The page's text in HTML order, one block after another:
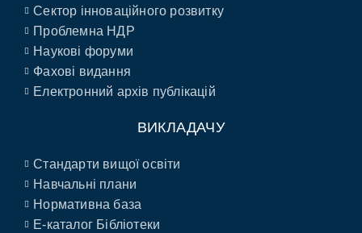
Сектор інноваційного розвитку
Проблемна НДР
Наукові форуми
Фахові видання
Електронний архів публікацій
ВИКЛАДАЧУ
Стандарти вищої освіти
Навчальні плани
Нормативна база
E-каталог Бібліотеки